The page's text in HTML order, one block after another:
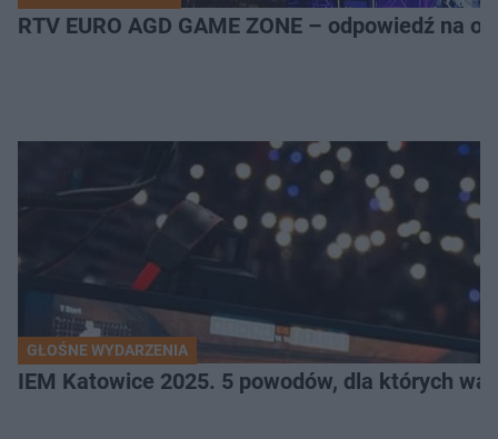
RTV EURO AGD GAME ZONE – odpowiedź na
GŁOŚNE WYDARZENIA
IEM Katowice 2025. 5 powodów, dla których